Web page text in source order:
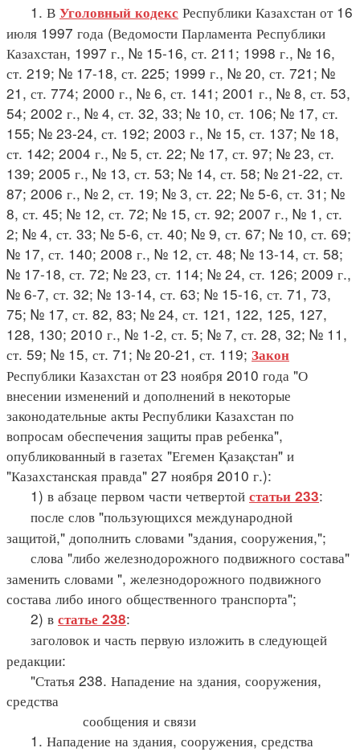
1. В Уголовный кодекс Республики Казахстан от 16
июля 1997 года (Ведомости Парламента Республики
Казахстан, 1997 г., № 15-16, ст. 211; 1998 г., № 16,
ст. 219; № 17-18, ст. 225; 1999 г., № 20, ст. 721; №
21, ст. 774; 2000 г., № 6, ст. 141; 2001 г., № 8, ст. 53,
54; 2002 г., № 4, ст. 32, 33; № 10, ст. 106; № 17, ст.
155; № 23-24, ст. 192; 2003 г., № 15, ст. 137; № 18,
ст. 142; 2004 г., № 5, ст. 22; № 17, ст. 97; № 23, ст.
139; 2005 г., № 13, ст. 53; № 14, ст. 58; № 21-22, ст.
87; 2006 г., № 2, ст. 19; № 3, ст. 22; № 5-6, ст. 31; №
8, ст. 45; № 12, ст. 72; № 15, ст. 92; 2007 г., № 1, ст.
2; № 4, ст. 33; № 5-6, ст. 40; № 9, ст. 67; № 10, ст. 69;
№ 17, ст. 140; 2008 г., № 12, ст. 48; № 13-14, ст. 58;
№ 17-18, ст. 72; № 23, ст. 114; № 24, ст. 126; 2009 г.,
№ 6-7, ст. 32; № 13-14, ст. 63; № 15-16, ст. 71, 73,
75; № 17, ст. 82, 83; № 24, ст. 121, 122, 125, 127,
128, 130; 2010 г., № 1-2, ст. 5; № 7, ст. 28, 32; № 11,
ст. 59; № 15, ст. 71; № 20-21, ст. 119; Закон
Республики Казахстан от 23 ноября 2010 года "О
внесении изменений и дополнений в некоторые
законодательные акты Республики Казахстан по
вопросам обеспечения защиты прав ребенка",
опубликованный в газетах "Егемен Қазақстан" и
"Казахстанская правда" 27 ноября 2010 г.):
1) в абзаце первом части четвертой статьи 233:
после слов "пользующихся международной
защитой," дополнить словами "здания, сооружения,";
слова "либо железнодорожного подвижного состава"
заменить словами ", железнодорожного подвижного
состава либо иного общественного транспорта";
2) в статье 238:
заголовок и часть первую изложить в следующей
редакции:
"Статья 238. Нападение на здания, сооружения,
средства
сообщения и связи
1. Нападение на здания, сооружения, средства